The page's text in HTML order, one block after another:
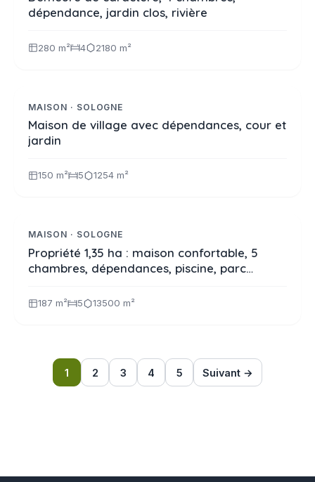
dépendance, jardin clos, rivière
280 m² 4 2180 m²
A LA VENTE
MAISON · SOLOGNE
Maison de village avec dépendances, cour et
jardin
150 m² 5 1254 m²
A LA VENTE
MAISON · SOLOGNE
Propriété 1,35 ha : maison confortable, 5
chambres, dépendances, piscine, parc
187 m² 5 13500 m²
1 2 3 4 5 Suivant →